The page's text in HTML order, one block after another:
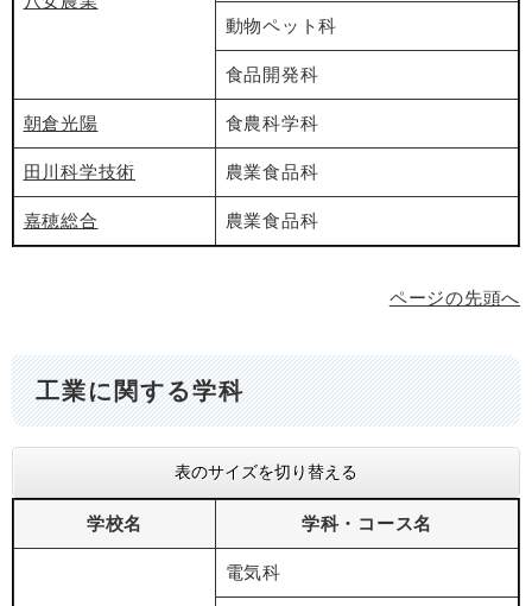
動物ペット科
食品開発科
朝倉光陽 食農科学科
田川科学技術 農業食品科
嘉穂総合 農業食品科
ページの先頭へ
工業に関する学科
表のサイズを切り替える
学校名 学科・コース名
電気科